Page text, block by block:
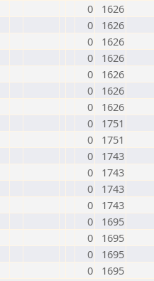
0
1626
0
1626
0
1626
0
1626
0
1626
0
1626
0
1626
0
1751
0
1751
0
1743
0
1743
0
1743
0
1743
0
1695
0
1695
0
1695
0 1695